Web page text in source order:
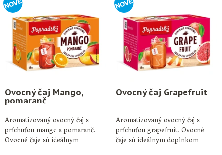
Ovocný čaj Mango,
pomaranč
Aromatizovaný ovocný čaj s
príchuťou mango a pomaranč.
Ovocné čaje sú ideálnym
Ovocný čaj Grapefruit
Aromatizovaný ovocný čaj s
príchuťou grapefruit. Ovocné
čaje sú ideálnym doplnkom